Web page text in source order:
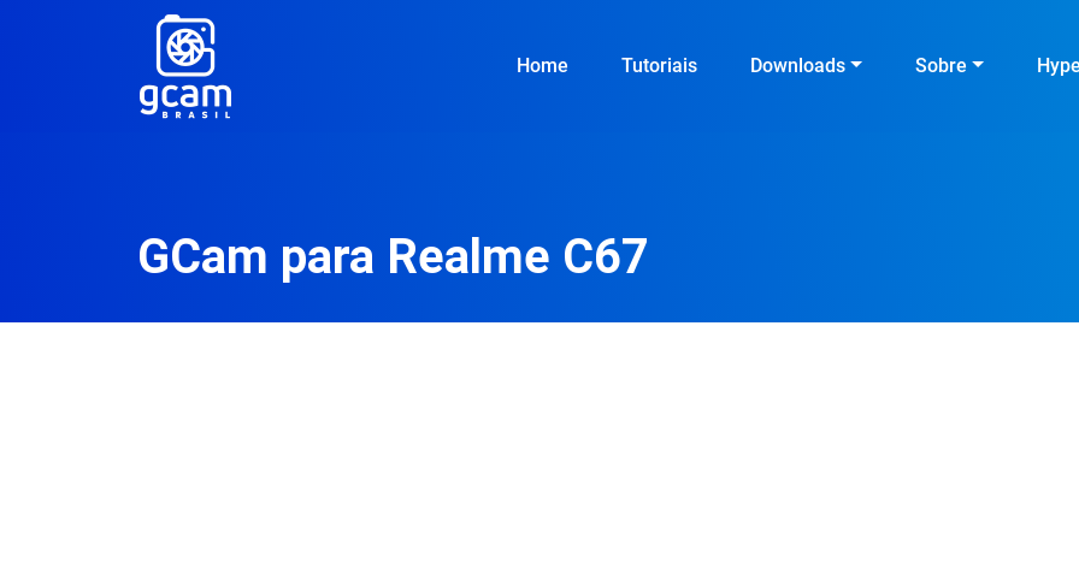
Home Tutoriais Downloads Sobre
GCam para Realme C67